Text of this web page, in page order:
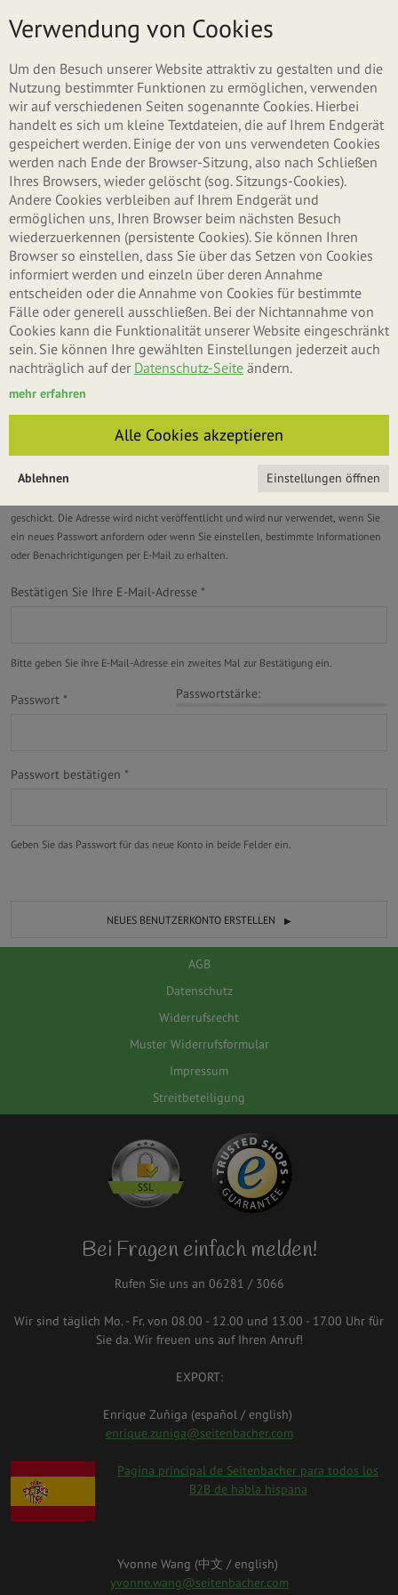
Menü
Haupt-Reiter
Neues Benutzerkonto erstellen
Anmelden
Neues Passwort anfordern
Kontoeinstellungen
Benutzername*
Leerzeichen sind erlaubt. Satzzeichen sind mit Ausnahme von Punkten,
Bindestrichen, Apostrophen und Unterstrichen nicht erlaubt.
geschickt. Die Adresse wird nicht veröffentlicht und wird nur verwendet, wenn Sie
ein neues Passwort anfordern oder wenn Sie einstellen, bestimmte Informationen
oder Benachrichtigungen per E-Mail zu erhalten.
Bestätigen Sie Ihre E-Mail-Adresse *
Bitte geben Sie ihre E-Mail-Adresse ein zweites Mal zur Bestätigung ein.
Passwortstärke:
Passwort *
Passwort bestätigen *
Geben Sie das Passwort für das neue Konto in beide Felder ein.
NEUES BENUTZERKONTO ERSTELLEN
AGB
Datenschutz
Widerrufsrecht
Muster Widerrufsformular
Impressum
Streitbeteiligung
Bei Fragen einfach melden!
Rufen Sie uns an 06281 / 3066
Wir sind täglich Mo. - Fr. von 08.00 - 12.00 und 13.00 - 17.00 Uhr für
Sie da. Wir freuen uns auf Ihren Anruf!
EXPORT:
Enrique Zuñiga (español / english)
enrique.zuniga@seitenbacher.com
spanien.png
Pagina principal de Seitenbacher para todos los
B2B de habla hispana
Yvonne Wang (中⽂ / english)
yvonne.wang@seitenbacher.com
Verwendung von Cookies
Um den Besuch unserer Website attraktiv zu gestalten und die
Nutzung bestimmter Funktionen zu ermöglichen, verwenden
wir auf verschiedenen Seiten sogenannte Cookies. Hierbei
handelt es sich um kleine Textdateien, die auf Ihrem Endgerät
gespeichert werden. Einige der von uns verwendeten Cookies
werden nach Ende der Browser-Sitzung, also nach Schließen
Ihres Browsers, wieder gelöscht (sog. Sitzungs-Cookies).
Andere Cookies verbleiben auf Ihrem Endgerät und
ermöglichen uns, Ihren Browser beim nächsten Besuch
wiederzuerkennen (persistente Cookies). Sie können Ihren
Browser so einstellen, dass Sie über das Setzen von Cookies
informiert werden und einzeln über deren Annahme
entscheiden oder die Annahme von Cookies für bestimmte
Fälle oder generell ausschließen. Bei der Nichtannahme von
Cookies kann die Funktionalität unserer Website eingeschränkt
sein. Sie können Ihre gewählten Einstellungen jederzeit auch
nachträglich auf der Datenschutz-Seite ändern.
mehr erfahren
Alle Cookies akzeptieren
Einstellungen öffnen
Ablehnen